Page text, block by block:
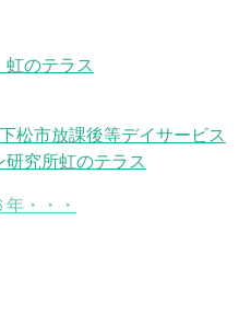
のテラス
下松市放課後等デイサービス
研究所虹のテラス
・・・